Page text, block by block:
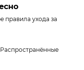
правила ухода за